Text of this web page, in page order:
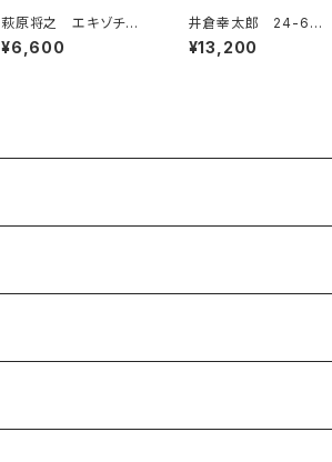
萩原将之 エキゾチッ
クマグ M
¥6,600
井倉幸太郎 24-6
青白磁皿
¥13,200